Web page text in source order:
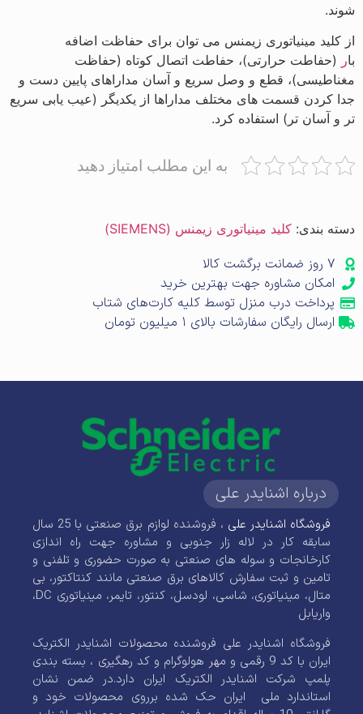
شوند.
از کلید مینیاتوری زیمنس می توان برای حفاظت اضافه
بار (حفاطت حرارتی)، حفاطت اتصال کوتاه (حفاظت
مغناطیسی)، قطع و وصل سریع و آسان مداراهای پایین دست و
جدا کردن قسمت های مختلف مداراها از یکدیگر (عیب یابی سریع
تر و آسان تر) استفاده کرد.
به این مطلب امتیاز دهید
دسته بندی: کلید مینیاتوری زیمنس (SIEMENS)
۷ روز ضمانت برگشت کالا
امکان مشاوره جهت بهترین خرید
پرداخت درب منزل توسط کلیه کارت‌های شتاب
ارسال رایگان سفارشات بالای ۱ میلیون تومان
درباره اشنایدر علی
فروشگاه اشنایدر علی
، فروشنده لوازم برق صنعتی با 25 سال
سابقه کار در لاله زار جنوبی و مشاوره جهت راه اندازی
کارخانجات و سوله های صنعتی به صورت حضوری و تلفنی و
تامین و ثبت سفارش کالاهای برق صنعتی مانند کنتاکتور، بی
متال، مینیاتوری، شاسی، لودسل، کنتور، تایمر، مینیاتوری DC،
واریابل
فروشگاه اشنایدر علی فروشنده محصولات اشنایدر الکتریک
ایران با کد 9 رقمی و مهر هولوگرام و کد رهگیری ، بسته بندی
پلمپ شرکت اشنایدر الکتریک ایران دارد.در ضمن نشان
استاندارد ملی ایران حک شده برروی محصولات خود و